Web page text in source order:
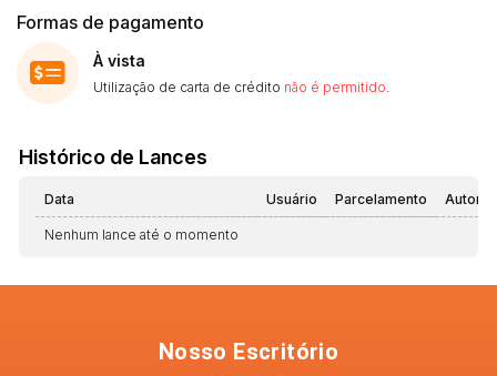
Formas de pagamento
À vista
Utilização de carta de crédito não é permitido
Histórico de Lances
Data Usuário Parcelamento
Nenhum lance até o momento
Nosso Escritório